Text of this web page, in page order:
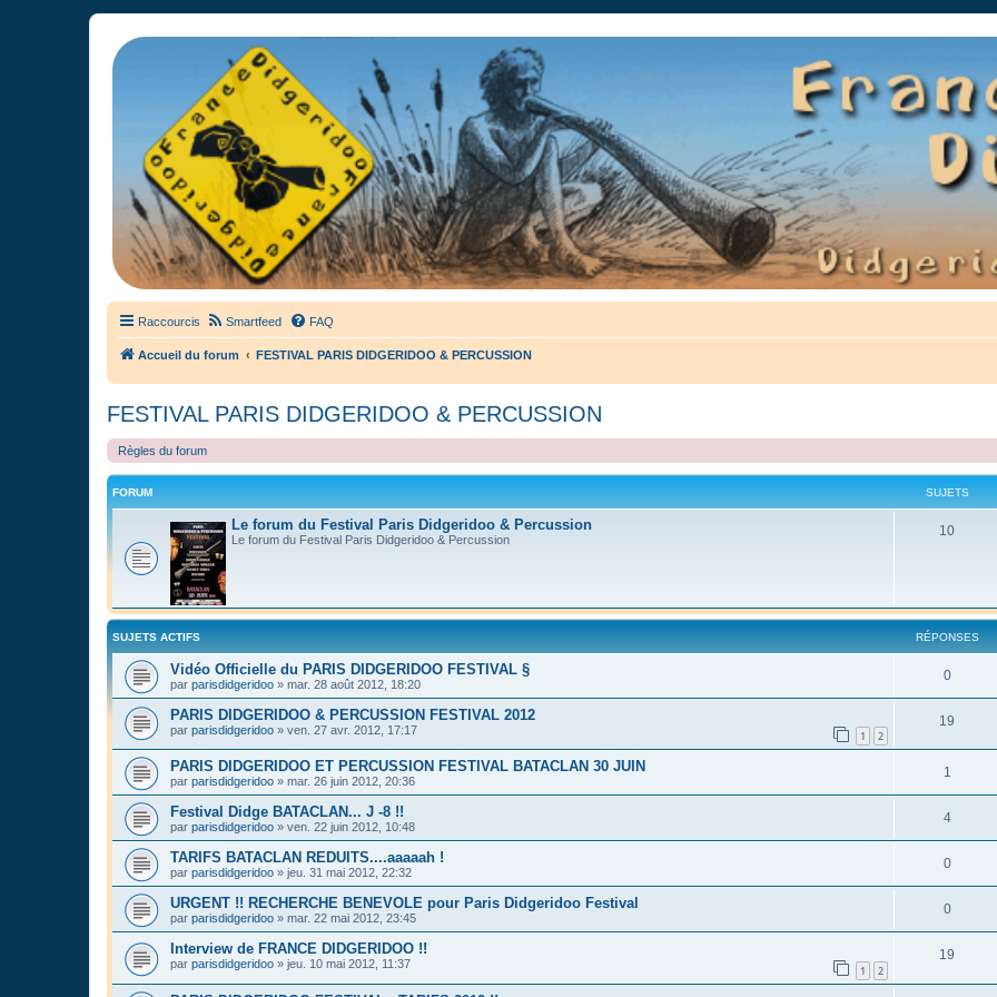
France Didgeridoo
Didgeridoo et Guimbarde sur France Didgeridoo - retrouvez la communauté.
Raccourcis Smartfeed FAQ
Accueil du forum FESTIVAL PARIS DIDGERIDOO & PERCUSSION
FESTIVAL PARIS DIDGERIDOO & PERCUSSION
Règles du forum
FORUM SUJETS
Le forum du Festival Paris Didgeridoo & Percussion
Le forum du Festival Paris Didgeridoo & Percussion
10
SUJETS ACTIFS RÉPONSES
Vidéo Officielle du PARIS DIDGERIDOO FESTIVAL §
par parisdidgeridoo » mar. 28 août 2012, 18:20
0
PARIS DIDGERIDOO & PERCUSSION FESTIVAL 2012
par parisdidgeridoo » ven. 27 avr. 2012, 17:17 1 2
19
PARIS DIDGERIDOO ET PERCUSSION FESTIVAL BATACLAN 30 JUIN
par parisdidgeridoo » mar. 26 juin 2012, 20:36
1
Festival Didge BATACLAN... J -8 !!
par parisdidgeridoo » ven. 22 juin 2012, 10:48
4
TARIFS BATACLAN REDUITS....aaaaah !
par parisdidgeridoo » jeu. 31 mai 2012, 22:32
0
URGENT !! RECHERCHE BENEVOLE pour Paris Didgeridoo Festival
par parisdidgeridoo » mar. 22 mai 2012, 23:45
0
Interview de FRANCE DIDGERIDOO !!
par parisdidgeridoo » jeu. 10 mai 2012, 11:37 1 2
19